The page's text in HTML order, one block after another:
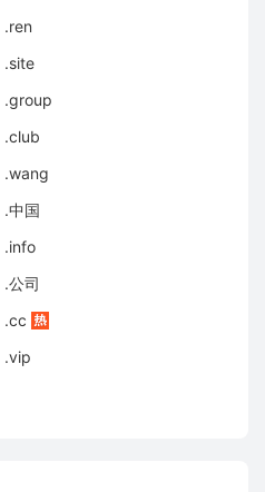
.ren
.site
.group
.club
.wang
.中国
.info
.公司
.cc
.vip